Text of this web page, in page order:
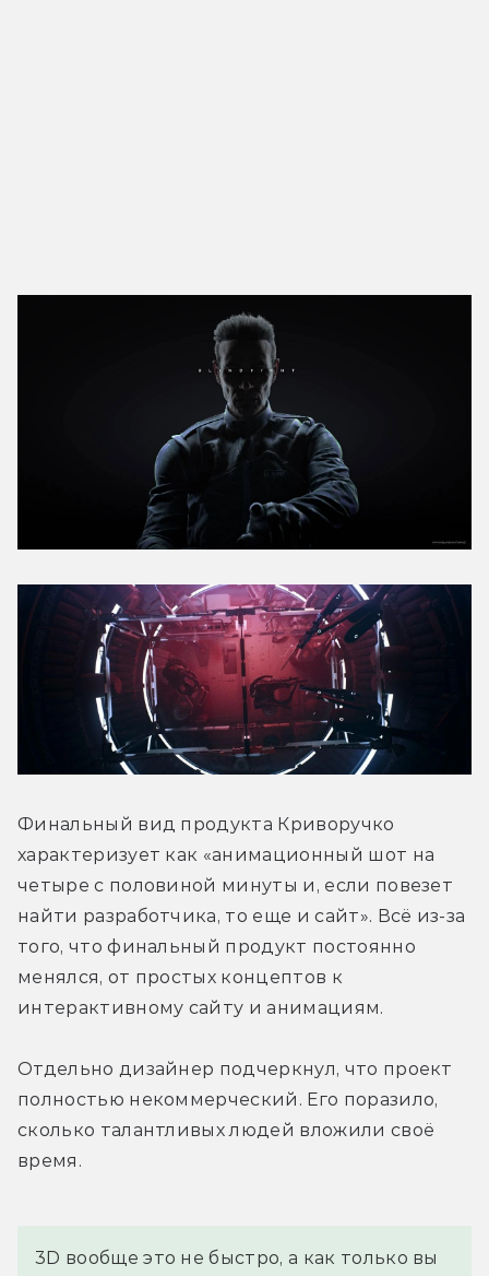
Финальный вид продукта Криворучко
характеризует как «анимационный шот на
четыре с половиной минуты и, если повезет
найти разработчика, то еще и сайт». Всё из-за
того, что финальный продукт постоянно
менялся, от простых концептов к
интерактивному сайту и анимациям.
Отдельно дизайнер подчеркнул, что проект
полностью некоммерческий. Его поразило,
сколько талантливых людей вложили своё
время.
3D вообще это не быстро, а как только вы